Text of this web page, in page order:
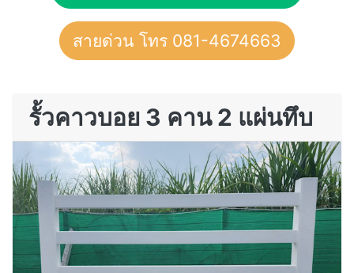
สายด่วน โทร 081-4674663
รั้วคาวบอย 3 คาน 2 แผ่นทึบ